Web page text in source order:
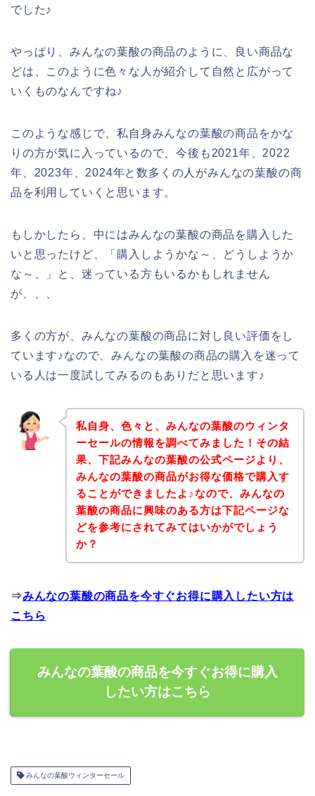
でした♪
やっぱり、みんなの葉酸の商品のように、良い商品な
どは、このように色々な人が紹介して自然と広がって
いくものなんですね♪
このような感じで、私自身みんなの葉酸の商品をかな
りの方が気に入っているので、今後も2021年、2022
年、2023年、2024年と数多くの人がみんなの葉酸の商
品を利用していくと思います。
もしかしたら、中にはみんなの葉酸の商品を購入した
いと思ったけど、「購入しようかな～、どうしようか
な～、」と、迷っている方もいるかもしれません
が、、、
多くの方が、みんなの葉酸の商品に対し良い評価をし
ています♪なので、みんなの葉酸の商品の購入を迷って
いる人は一度試してみるのもありだと思います♪
私自身、色々と、みんなの葉酸のウィンタ
ーセールの情報を調べてみました！その結
果、下記みんなの葉酸の公式ページより、
みんなの葉酸の商品がお得な価格で購入す
ることができましたよ♪なので、みんなの
葉酸の商品に興味のある方は下記ページな
どを参考にされてみてはいかがでしょう
か？
⇒みんなの葉酸の商品を今すぐお得に購入したい方は
こちら
みんなの葉酸の商品を今すぐお得に購入
したい方はこちら
みんなの葉酸ウィンターセール